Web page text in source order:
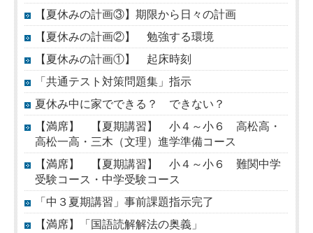
【夏休みの計画③】期限から日々の計画
【夏休みの計画②】 勉強する環境
【夏休みの計画①】 起床時刻
「共通テスト対策問題集」指示
夏休み中に家でできる？ できない？
【満席】 【夏期講習】 小４～小６ 高松高・
高松一高・三木（文理）進学準備コース
【満席】 【夏期講習】 小４～小６ 難関中学
受験コース・中学受験コース
「中３夏期講習」事前課題指示完了
【満席】「国語読解解法の奥義」